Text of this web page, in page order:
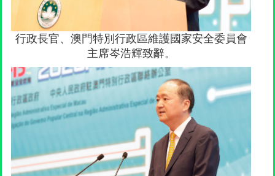
行政長官、澳門特別行政區維護國家安全委員會
主席岑浩輝致辭。